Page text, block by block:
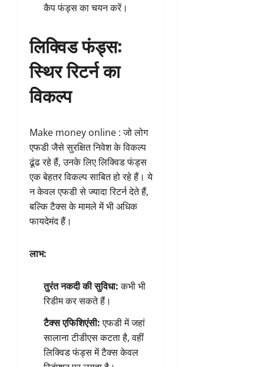
कैप फंड्स का चयन करें।
लिक्विड फंड्स:
स्थिर रिटर्न का
विकल्प
Make money online : जो लोग
एफडी जैसे सुरक्षित निवेश के विकल्प
ढूंढ रहे हैं, उनके लिए लिक्विड फंड्स
एक बेहतर विकल्प साबित हो रहे हैं। ये
न केवल एफडी से ज्यादा रिटर्न देते हैं,
बल्कि टैक्स के मामले में भी अधिक
फायदेमंद हैं।
लाभ:
तुरंत नकदी की सुविधा:कभी भी
रिडीम कर सकते हैं।
टैक्स एफिशिएंसी:एफडी में जहां
सालाना टीडीएस कटता है, वहीं
लिक्विड फंड्स में टैक्स केवल